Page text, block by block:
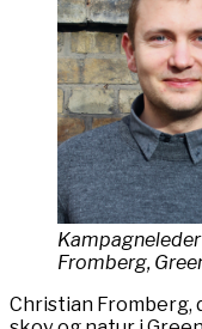
Fromberg,
Christian Fromberg,